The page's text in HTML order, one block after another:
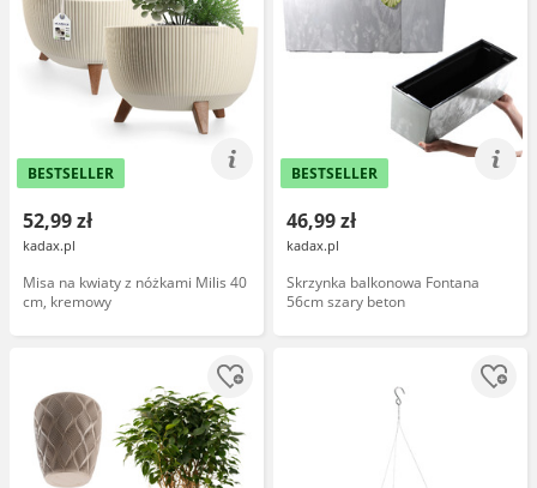
BESTSELLER
52,99 zł
kadax.pl
Misa na kwiaty z nóżkami Milis 40
cm, kremowy
BESTSELLER
46,99 zł
kadax.pl
Skrzynka balkonowa Fontana
56cm szary beton